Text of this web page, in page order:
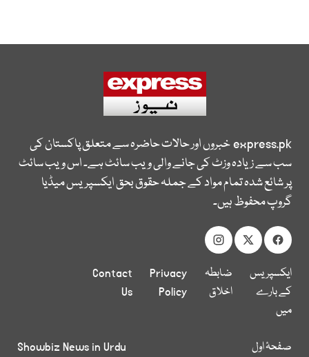
express.pkخبروں اور حالات حاضرہ سے متعلق پاکستان کی
سب سے زیادہ وزٹ کی جانے والی ویب سائٹ ہے۔ اس ویب سائٹ
پر شائع شدہ تمام مواد کے جملہ حقوق بحق ایکسپریس میڈیا
گروپ محفوظ ہیں۔
ایکسپریس
کے بارے
میں
ضابطہ
اخلاق
Privacy
Policy
Contact
Us
صفحۂ اول
Showbiz News in Urdu